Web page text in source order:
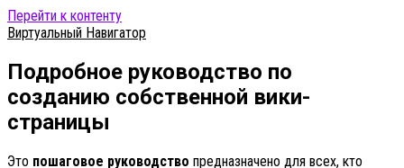
Перейти к контенту
Виртуальный Навигатор
Подробное руководство по
созданию собственной вики-
страницы
Это пошаговое руководство предназначено для всех, кто